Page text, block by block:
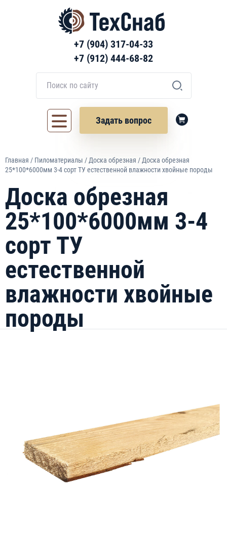
+7 (904) 317-04-33
+7 (912) 444-68-82
Задать вопрос
Главная / Пиломатериалы / Доска обрезная / Доска обрезная
25*100*6000мм 3-4 сорт ТУ естественной влажности хвойные породы
Доска обрезная
25*100*6000мм 3-4
сорт ТУ
естественной
влажности хвойные
породы